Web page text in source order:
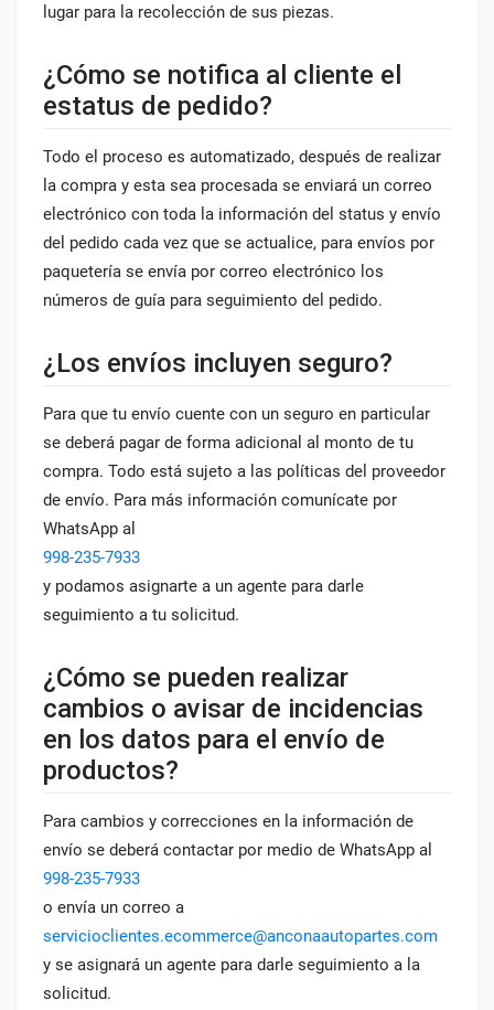
lugar para la recolección de sus piezas.
¿Cómo se notifica al cliente el
estatus de pedido?
Todo el proceso es automatizado, después de realizar
la compra y esta sea procesada se enviará un correo
electrónico con toda la información del status y envío
del pedido cada vez que se actualice, para envíos por
paquetería se envía por correo electrónico los
números de guía para seguimiento del pedido.
¿Los envíos incluyen seguro?
Para que tu envío cuente con un seguro en particular
se deberá pagar de forma adicional al monto de tu
compra. Todo está sujeto a las políticas del proveedor
de envío. Para más información comunícate por
WhatsApp al
998-235-7933
y podamos asignarte a un agente para darle
seguimiento a tu solicitud.
¿Cómo se pueden realizar
cambios o avisar de incidencias
en los datos para el envío de
productos?
Para cambios y correcciones en la información de
envío se deberá contactar por medio de WhatsApp al
998-235-7933
o envía un correo a
servicioclientes.ecommerce@anconaautopartes.com
y se asignará un agente para darle seguimiento a la
solicitud.